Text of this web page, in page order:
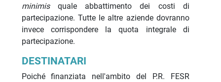
minimisquale abbattimento dei costi di
partecipazione. Tutte le altre aziende dovranno
invece corrispondere la quota integrale di
partecipazione.
DESTINATARI
Poiché finanziata nell'ambito del P.R. FESR